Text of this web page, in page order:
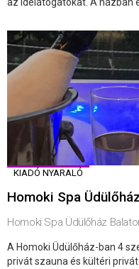
KIADÓ NYARALÓ
Homoki Spa
Homoki Spa Üdülőház
A Homoki Üdülőház-ban 4
privát szauna és kültéri